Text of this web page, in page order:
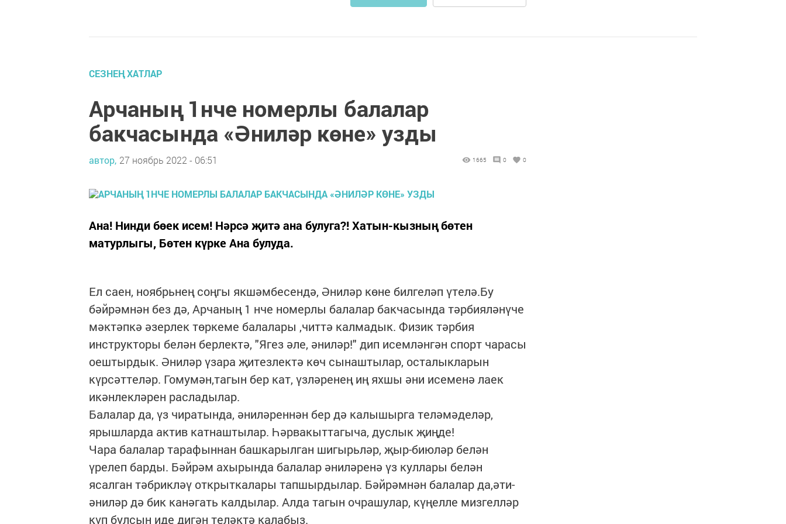
СЕЗНЕҢ ХАТЛАР
Арчаның 1нче номерлы балалар
бакчасында «Әниләр көне» узды
автор, 27 ноябрь 2022 - 06:51 1665 0 0
Ана! Нинди бөек исем! Нәрсә җитә ана булуга?! Хатын-кызның бөтен
матурлыгы, Бөтен күрке Ана булуда.
Ел саен, ноябрьнең соңгы якшәмбесендә, Әниләр көне билгеләп үтелә.Бу
бәйрәмнән без дә, Арчаның 1 нче номерлы балалар бакчасында тәрбияләнүче
мәктәпкә әзерлек төркеме балалары ,читтә калмадык. Физик тәрбия
инструкторы белән берлектә, "Ягез әле, әниләр!" дип исемләнгән спорт чарасы
оештырдык. Әниләр үзара җитезлектә көч сынаштылар, осталыкларын
күрсәттеләр. Гомумән,тагын бер кат, үзләренең иң яхшы әни исеменә лаек
икәнлекләрен расладылар.
Балалар да, үз чиратында, әниләреннән бер дә калышырга теләмәделәр,
ярышларда актив катнаштылар. Һәрвакыттагыча, дуслык җиңде!
Чара балалар тарафыннан башкарылган шигырьләр, җыр-биюләр белән
үрелеп барды. Бәйрәм ахырында балалар әниләренә үз куллары белән
ясалган тәбрикләү открыткалары тапшырдылар. Бәйрәмнән балалар да,әти-
әниләр дә бик канәгать калдылар. Алда тагын очрашулар, күңелле мизгелләр
күп булсын иде дигән теләктә калабыз.